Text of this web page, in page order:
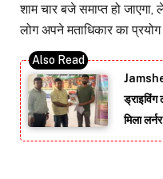
शाम चार बजे समाप्त हो
लोग अपने मताधिकार का
मिला